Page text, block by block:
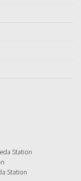
Station
Station